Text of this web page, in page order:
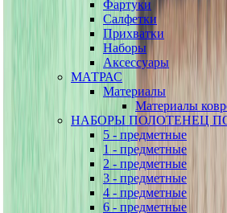
Фартуки
Салфетки
Прихватки
Наборы
Аксессуары
МАТРАС
Материалы
Материалы
НАБОРЫ ПОЛОТЕНЕЦ
5 - предметные
1 - предметные
2 - предметные
3 - предметные
4 - предметные
6 - предметные